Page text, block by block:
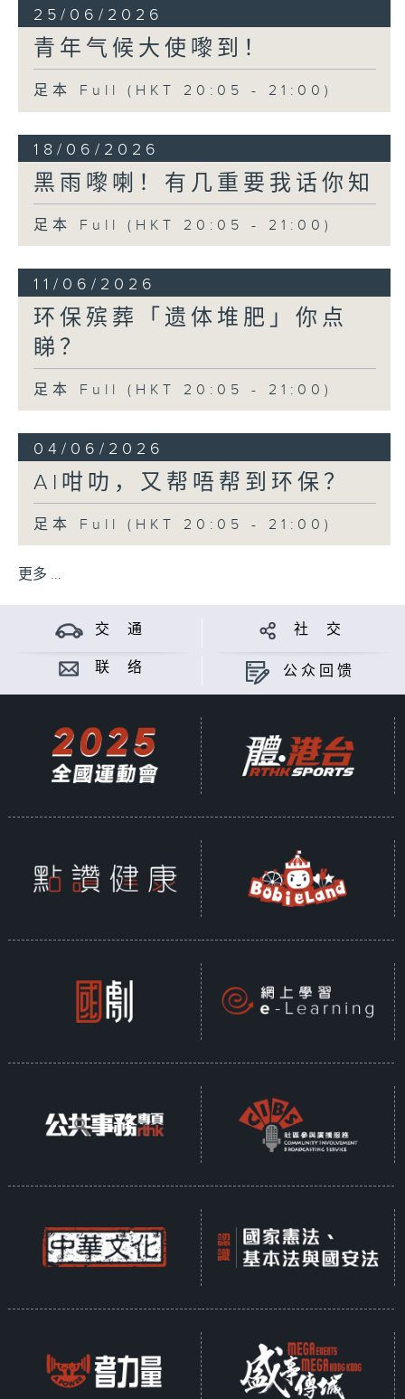
25/06/2026
青年气候大使嚟到！
足本 Full (HKT 20:05 - 21:00)
18/06/2026
黑雨嚟喇！有几重要我话你知
足本 Full (HKT 20:05 - 21:00)
11/06/2026
环保殡葬「遗体堆肥」你点
睇？
足本 Full (HKT 20:05 - 21:00)
04/06/2026
AI咁叻，又帮唔帮到环保？
足本 Full (HKT 20:05 - 21:00)
更多 ...
交 通 社 交
联 络 公众回馈